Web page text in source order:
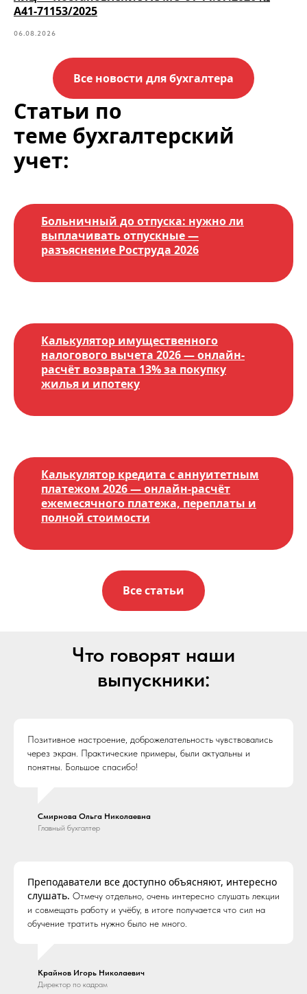
А41-71153/2025
06.08.2026
Все новости для бухгалтера
Статьи по
теме бухгалтерский
учет:
Больничный до отпуска: нужно ли
выплачивать отпускные —
разъяснение Роструда 2026
Калькулятор имущественного
налогового вычета 2026 — онлайн-
расчёт возврата 13% за покупку
жилья и ипотеку
Калькулятор кредита с аннуитетным
платежом 2026 — онлайн-расчёт
ежемесячного платежа, переплаты и
полной стоимости
Все статьи
Что говорят наши
выпускники:
Позитивное настроение, доброжелательность чувствовались
через экран. Практические примеры, были актуальны и
понятны. Большое спасибо!
Смирнова Ольга Николаевна
Главный бухгалтер
Преподаватели все доступно объясняют, интересно
слушать. Отмечу отдельно, очень интересно слушать лекции
и совмещать работу и учёбу, в итоге получается что сил на
обучение тратить нужно было не много.
Крайнов Игорь Николаевич
Директор по кадрам